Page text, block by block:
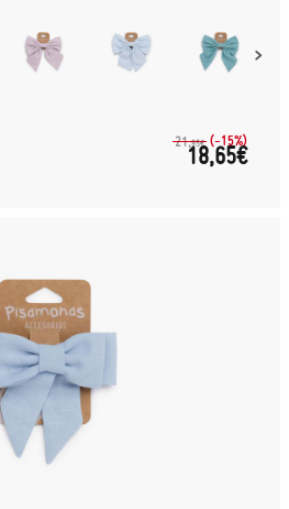
21,95€ (-15%)
18,65€